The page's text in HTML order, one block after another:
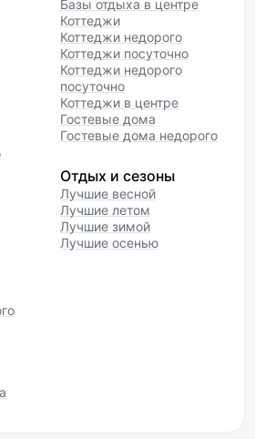
Базы отдыха в центре
Коттеджи
Коттеджи недорого
Коттеджи посуточно
Коттеджи недорого
посуточно
Коттеджи в центре
Гостевые дома
Гостевые дома недорого
Отдых и сезоны
Лучшие весной
Лучшие летом
Лучшие зимой
Лучшие осенью